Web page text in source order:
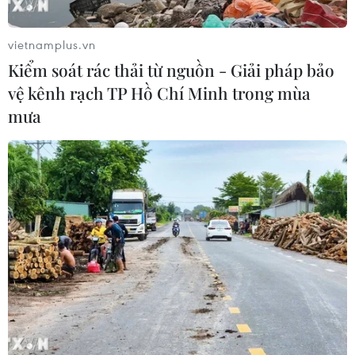
07/08/2026 01:59 07/08/2026 01:49
Thời tiết ngày 7/8: Bắc Bộ
và Bắc Trung Bộ giảm mưa
về đêm, cục bộ có mưa to
06/08/2026 23:15
Kế hoạch hành động
phòng, chống bão, lũ,
thiên tai cực đoan và biến
đổi khí hậu
06/08/2026 23:00
vietnamplus.vn
Kiểm soát rác thải từ nguồn - Giải pháp bảo
vệ kênh rạch TP Hồ Chí Minh trong mùa
mưa